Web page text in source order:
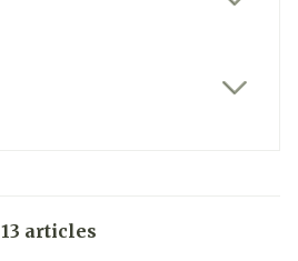
13 articles